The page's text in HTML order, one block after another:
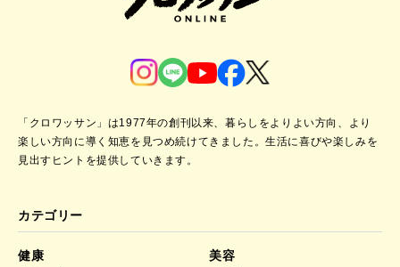
「クロワッサン」は1977年の創刊以来、暮らしをよりよい方向、より
楽しい方向に導く知恵を見つめ続けてきました。生活に喜びや楽しみを
見出すヒントを提供していきます。
カテゴリー
健康
美容